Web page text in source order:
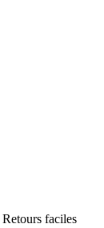
Retours faciles